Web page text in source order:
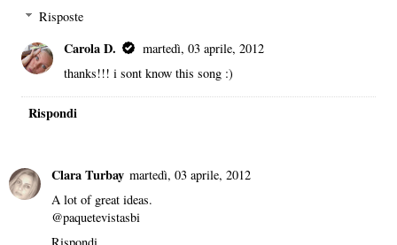
Risposte
Carola D.
martedì, 03 aprile, 2012
thanks!!! i sont know this song :)
Rispondi
Clara Turbay martedì, 03 aprile, 2012
A lot of great ideas.
@paquetevistasbi
Rispondi